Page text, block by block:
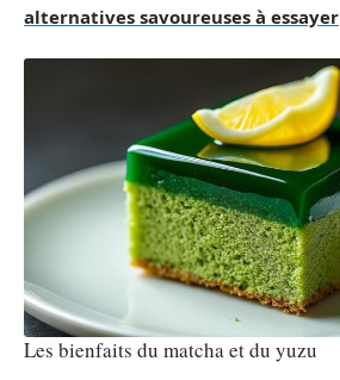
alternatives savoureuses à essayer
Les bienfaits du matcha et du yuzu